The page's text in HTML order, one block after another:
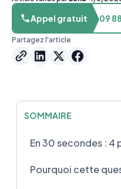
Appel gratuit 09
Partagez l'article
SOMMAIRE
En 30 secondes :
Pourquoi cette